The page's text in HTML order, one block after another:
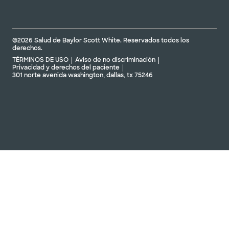
©2026 Salud de Baylor Scott White. Reservados todos los
derechos.
TÉRMINOS DE USO
Aviso de no discriminación
Privacidad y derechos del paciente
301 norte avenida washington, dallas, tx 75246